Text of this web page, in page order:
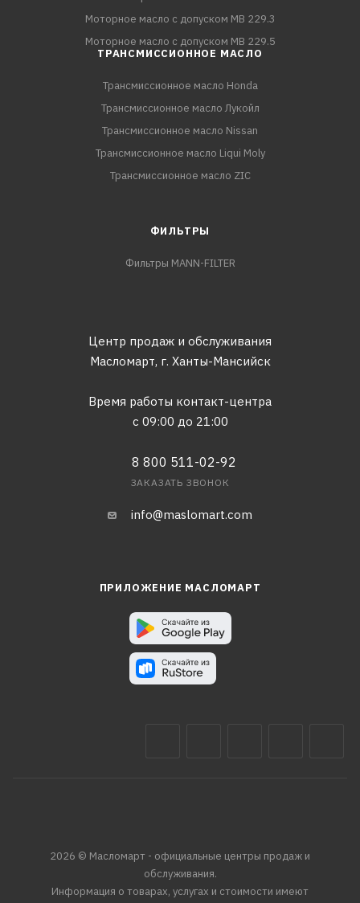
Моторное масло с допуском MB 229.3
Моторное масло с допуском MB 229.5
ТРАНСМИССИОННОЕ МАСЛО
Трансмиссионное масло Honda
Трансмиссионное масло Лукойл
Трансмиссионное масло Nissan
Трансмиссионное масло Liqui Moly
Трансмиссионное масло ZIC
ФИЛЬТРЫ
Фильтры MANN-FILTER
Центр продаж и обслуживания
Масломарт, г. Ханты-Мансийск
Время работы контакт-центра
с 09:00 до 21:00
8 800 511-02-92
ЗАКАЗАТЬ ЗВОНОК
info@maslomart.com
ПРИЛОЖЕНИЕ МАСЛОМАРТ
2026 © Масломарт - официальные центры продаж и
обслуживания.
Информация о товарах, услугах и стоимости имеют